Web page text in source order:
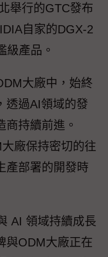
舉行的GTC發布
自家的DGX-2
級產品。
大廠中，始終
透過AI領域的發
商持續前進。
廠保持密切的往
產部署的開發時
AI 領域持續成長
與ODM大廠正在